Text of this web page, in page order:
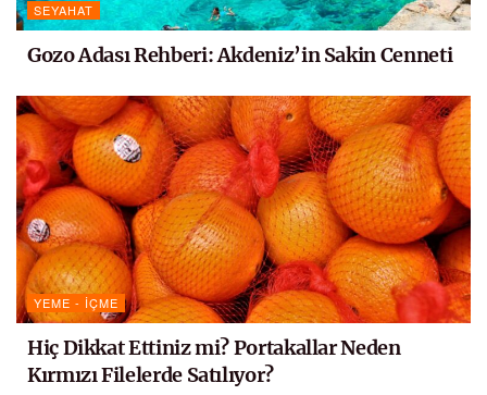
SEYAHAT
Gozo Adası Rehberi: Akdeniz’in Sakin Cenneti
YEME - İÇME
Hiç Dikkat Ettiniz mi? Portakallar Neden
Kırmızı Filelerde Satılıyor?